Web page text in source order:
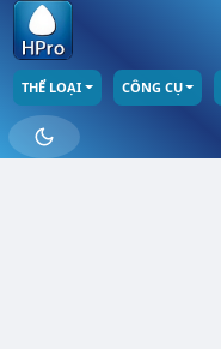
THỂ LOẠI CÔNG CỤ